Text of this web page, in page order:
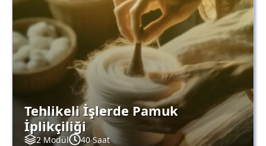
Tehlikeli İşlerde Pamuk
İplikçiliği
2 Modül 40 Saat